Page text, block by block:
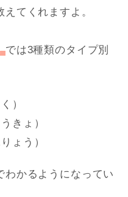
えてくれますよ。
では3種類のタイプ別
）
きょ）
ょう）
わかるようになってい